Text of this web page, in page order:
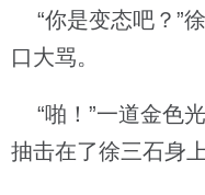
“你是变态吧？”
口大骂。
“啪！”一道金色
抽击在了徐三石身上